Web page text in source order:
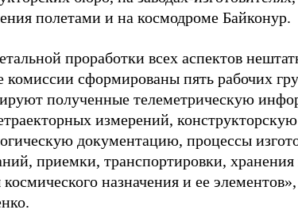
полетами и на космодроме Байконур.
проработки всех аспектов
комиссии сформированы пять рабочих
полученные телеметрическую
измерений,
документацию, процессы
приемки, транспортировки, хранения
космического назначения и ее